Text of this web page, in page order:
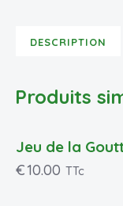
DESCRIPTION
Produits
Jeu de la
€10.00 TTc